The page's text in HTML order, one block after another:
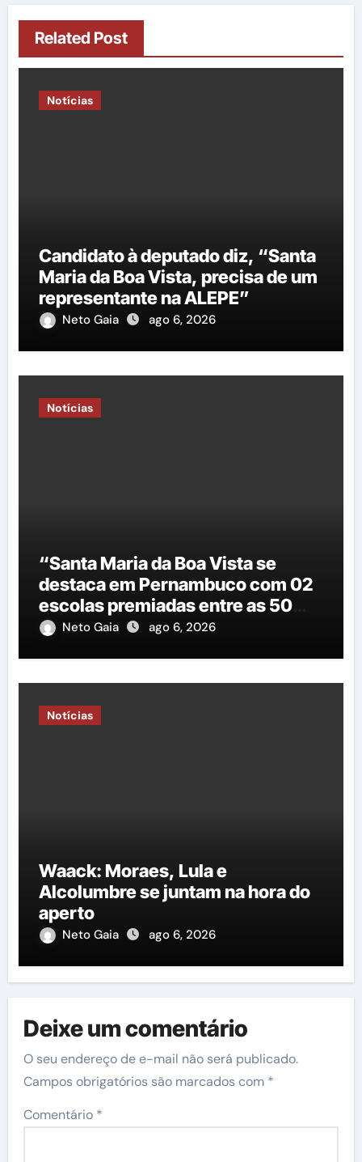
Related Post
Notícias
Candidato à deputado diz, “Santa
Maria da Boa Vista, precisa de um
representante na ALEPE”
Neto Gaia ago 6, 2026
Notícias
“Santa Maria da Boa Vista se
destaca em Pernambuco com 02
escolas premiadas entre as 50
melhores do estado”
Neto Gaia ago 6, 2026
Notícias
Waack: Moraes, Lula e
Alcolumbre se juntam na hora do
aperto
Neto Gaia ago 6, 2026
Deixe um comentário
O seu endereço de e-mail não será publicado.
Campos obrigatórios são marcados com *
Comentário *